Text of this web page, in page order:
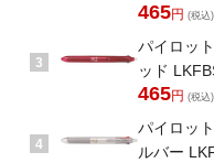
465円 (税込)
3
パイロッ
ッド
465円 (税込)
4
パイロッ
ルバー